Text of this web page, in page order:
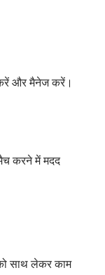
और मैनेज करें।
करने में मदद
साथ लेकर काम